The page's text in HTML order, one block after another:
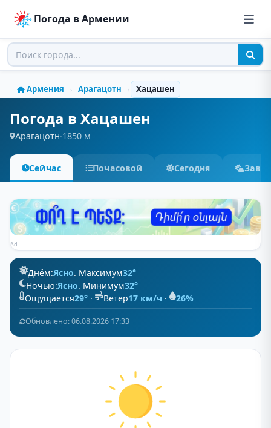
Погода в Армении
Армения › Арагацотн › Хацашен
Погода в Хацашен
Арагацотн·1850 м
Сейчас Почасовой Сегодня
Ad
Днём:Ясно. Максимум32°
Ночью:Ясно. Минимум32°
Ощущается29° · Ветер17 км/ч · 26%
Обновлено: 06.08.2026 17:33